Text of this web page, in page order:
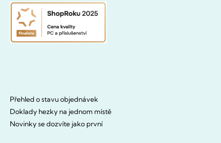
Přehled o stavu objednávek
Doklady hezky na jednom místě
Novinky se dozvíte jako první